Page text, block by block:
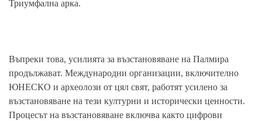
Триумфална арка.
Въпреки това, усилията за възстановяване на Палмира
продължават. Международни организации, включително
ЮНЕСКО и археолози от цял свят, работят усилено за
възстановяване на тези културни и исторически ценности.
Процесът на възстановяване включва както цифрови